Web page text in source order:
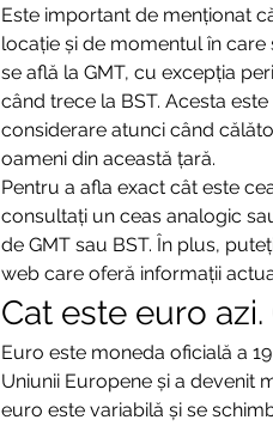
Este important de menționat
locație și de momentul în care
se află la GMT, cu excepția
când trece la BST. Acesta
considerare atunci când
oameni din această țară.
Pentru a afla exact cât este
consultați un ceas analogic
de GMT sau BST. În plus,
web care oferă informații
Cat este euro
Euro este moneda oficială a
Uniunii Europene și a devenit
euro este variabilă și se